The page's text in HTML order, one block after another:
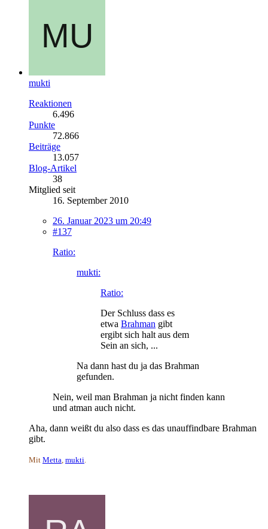
mukti
Reaktionen
6.496
Punkte
72.866
Beiträge
13.057
Blog-Artikel
38
Mitglied seit
16. September 2010
26. Januar 2023 um 20:49
#137
Ratio:
mukti:
Ratio:
Der Schluss dass es
etwa Brahman gibt
ergibt sich halt aus dem
Sein an sich, ...
Na dann hast du ja das Brahman
gefunden.
Nein, weil man Brahman ja nicht finden kann
und atman auch nicht.
Aha, dann weißt du also dass es das unauffindbare Brahman
gibt.
Mit Metta mukti